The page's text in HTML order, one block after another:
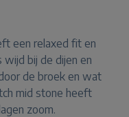
een relaxed fit en
wijd bij de dijen en
de broek en wat
mid stone heeft
zoom.